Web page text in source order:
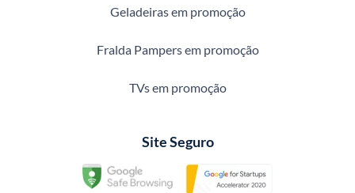
Geladeiras em promoção
Fralda Pampers em promoção
TVs em promoção
Site Seguro